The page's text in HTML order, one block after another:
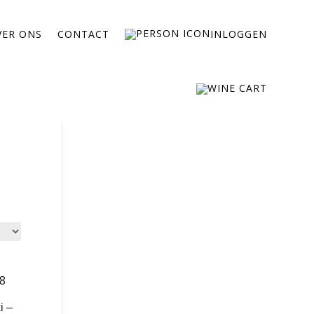
ONS CONTACT INLOGGEN
–